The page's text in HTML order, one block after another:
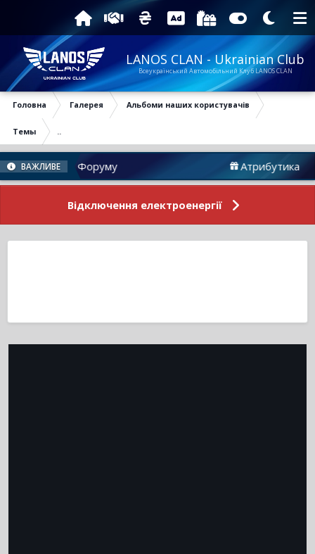
LANOS CLAN - Ukrainian Club
Всеукраїнський Автомобільний Клуб LANOS CLAN
Головна Галерея Альбоми наших користувачів
Темы ..
ВАЖЛИВЕ
Новини Форуму Атрибутика
Відключення електроенергії